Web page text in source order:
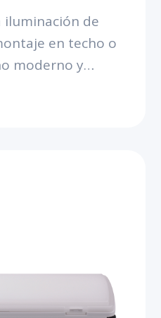
iluminación de
en techo o
moderno y
de la luz,
para brindar más